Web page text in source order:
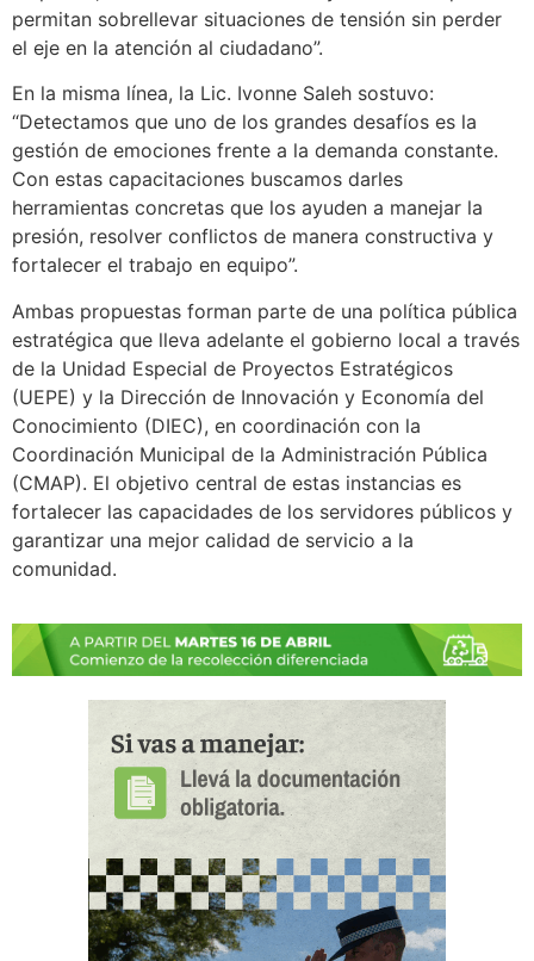
permitan sobrellevar situaciones de tensión sin perder
el eje en la atención al ciudadano”.
En la misma línea, la Lic. Ivonne Saleh sostuvo:
“Detectamos que uno de los grandes desafíos es la
gestión de emociones frente a la demanda constante.
Con estas capacitaciones buscamos darles
herramientas concretas que los ayuden a manejar la
presión, resolver conflictos de manera constructiva y
fortalecer el trabajo en equipo”.
Ambas propuestas forman parte de una política pública
estratégica que lleva adelante el gobierno local a través
de la Unidad Especial de Proyectos Estratégicos
(UEPE) y la Dirección de Innovación y Economía del
Conocimiento (DIEC), en coordinación con la
Coordinación Municipal de la Administración Pública
(CMAP). El objetivo central de estas instancias es
fortalecer las capacidades de los servidores públicos y
garantizar una mejor calidad de servicio a la
comunidad.